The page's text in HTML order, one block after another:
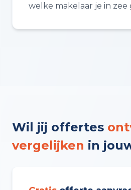
welke makelaar je in zee
Wil jij offertes
vergelijken in